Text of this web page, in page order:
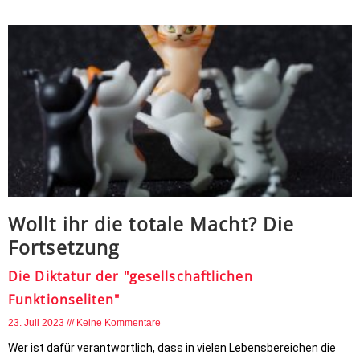
Wollt ihr die totale Macht? Die
Fortsetzung
Die Diktatur der "gesellschaftlichen
Funktionseliten"
23. Juli 2023 Keine Kommentare
Wer ist dafür verantwortlich, dass in vielen Lebensbereichen die